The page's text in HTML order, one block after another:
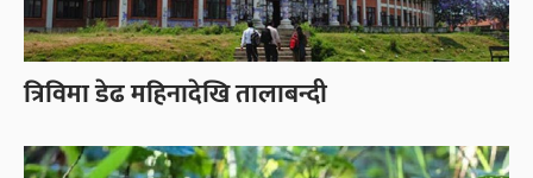
त्रिविमा डेढ महिनादेखि तालाबन्दी